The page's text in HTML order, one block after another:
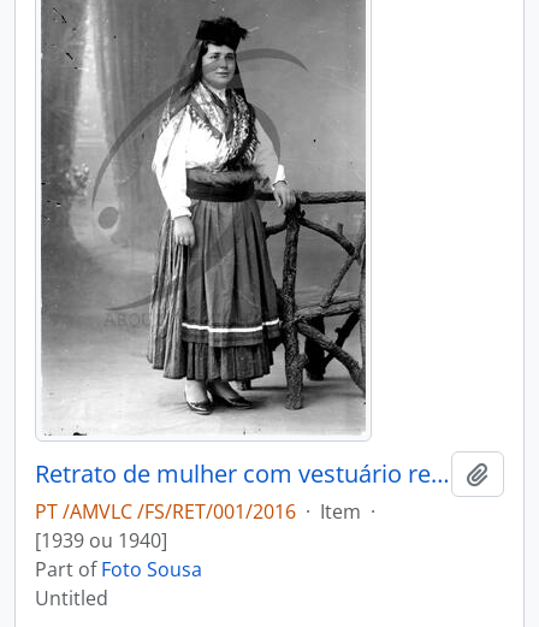
Retrato de mulher com vestuário regional
PT /AMVLC /FS/RET/001/2016 · Item ·
[1939 ou 1940]
Part ofFoto Sousa
Untitled